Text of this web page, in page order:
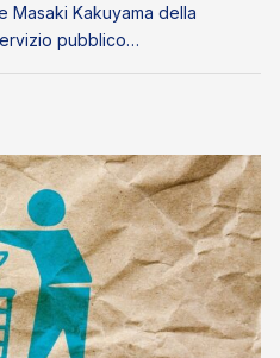
Masaki Kakuyama della
pubblico…